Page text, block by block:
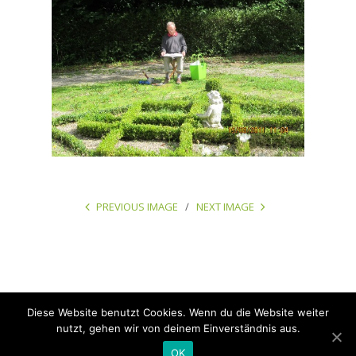
PREVIOUS IMAGE NEXT IMAGE
Copyright © 2026 Design: Julia Hy | design.photo.pr | Texte & Fotos: Marie-
Louise Kretschmer. All rights reserved.
Diese Website benutzt Cookies. Wenn du die Website weiter
nutzt, gehen wir von deinem Einverständnis aus.
OK